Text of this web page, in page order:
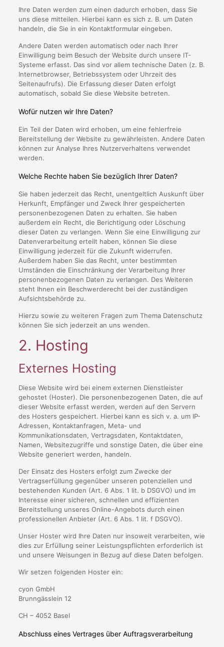
Ihre Daten werden zum einen dadurch erhoben, dass Sie
uns diese mitteilen. Hierbei kann es sich z. B. um Daten
handeln, die Sie in ein Kontaktformular eingeben.
Andere Daten werden automatisch oder nach Ihrer
Einwilligung beim Besuch der Website durch unsere IT-
Systeme erfasst. Das sind vor allem technische Daten (z. B.
Internetbrowser, Betriebssystem oder Uhrzeit des
Seitenaufrufs). Die Erfassung dieser Daten erfolgt
automatisch, sobald Sie diese Website betreten.
Wofür nutzen wir Ihre Daten?
Ein Teil der Daten wird erhoben, um eine fehlerfreie
Bereitstellung der Website zu gewährleisten. Andere Daten
können zur Analyse Ihres Nutzerverhaltens verwendet
werden.
Welche Rechte haben Sie bezüglich Ihrer Daten?
Sie haben jederzeit das Recht, unentgeltlich Auskunft über
Herkunft, Empfänger und Zweck Ihrer gespeicherten
personenbezogenen Daten zu erhalten. Sie haben
außerdem ein Recht, die Berichtigung oder Löschung
dieser Daten zu verlangen. Wenn Sie eine Einwilligung zur
Datenverarbeitung erteilt haben, können Sie diese
Einwilligung jederzeit für die Zukunft widerrufen.
Außerdem haben Sie das Recht, unter bestimmten
Umständen die Einschränkung der Verarbeitung Ihrer
personenbezogenen Daten zu verlangen. Des Weiteren
steht Ihnen ein Beschwerderecht bei der zuständigen
Aufsichtsbehörde zu.
Hierzu sowie zu weiteren Fragen zum Thema Datenschutz
können Sie sich jederzeit an uns wenden.
2. Hosting
Externes Hosting
Diese Website wird bei einem externen Dienstleister
gehostet (Hoster). Die personenbezogenen Daten, die auf
dieser Website erfasst werden, werden auf den Servern
des Hosters gespeichert. Hierbei kann es sich v. a. um IP-
Adressen, Kontaktanfragen, Meta- und
Kommunikationsdaten, Vertragsdaten, Kontaktdaten,
Namen, Websitezugriffe und sonstige Daten, die über eine
Website generiert werden, handeln.
Der Einsatz des Hosters erfolgt zum Zwecke der
Vertragserfüllung gegenüber unseren potenziellen und
bestehenden Kunden (Art. 6 Abs. 1 lit. b DSGVO) und im
Interesse einer sicheren, schnellen und effizienten
Bereitstellung unseres Online-Angebots durch einen
professionellen Anbieter (Art. 6 Abs. 1 lit. f DSGVO).
Unser Hoster wird Ihre Daten nur insoweit verarbeiten, wie
dies zur Erfüllung seiner Leistungspflichten erforderlich ist
und unsere Weisungen in Bezug auf diese Daten befolgen.
Wir setzen folgenden Hoster ein:
cyon GmbH
Brunngässlein 12
CH – 4052 Basel
Abschluss eines Vertrages über Auftragsverarbeitung